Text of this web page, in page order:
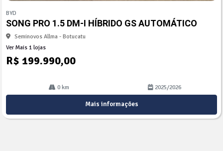
arti
lhe
BYD
SONG PRO 1.5 DM-I HÍBRIDO GS AUTOMÁTICO
Seminovos Allma - Botucatu
Ver Mais 1 lojas
R$ 199.990,00
0 km 2025/2026
Mais informações